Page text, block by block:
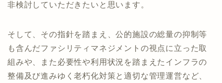
非検討していただきたいと思います。
そして、その指針を踏まえ、公的施設の総量の抑制等
も含んだファシリティマネジメントの視点に立った取
組みや、また必要性や利用状況を踏まえたインフラの
整備及び進みゆく老朽化対策と適切な管理運営など、